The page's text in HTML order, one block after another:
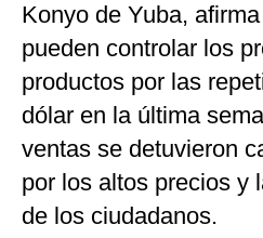
Konyo de Yuba,
pueden controlar los
productos por las
dólar en la última
ventas se detuvieron
por los altos precios y
de los ciudadanos.